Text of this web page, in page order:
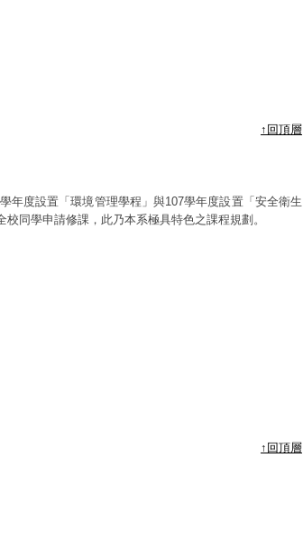
↑回頂層
年度設置「環境管理學程」與107學年度設置「安全衛生
同學申請修課，此乃本系極具特色之課程規劃。
↑回頂層